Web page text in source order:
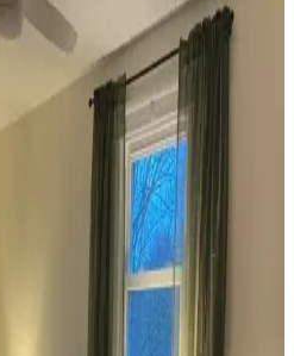
ve Fonksiyonellik: Renk
ve Estetik İncelemesi
renk uyumu,
gibi unsurların yaşam
nasıl etkilediği inceleniyor.
Bitki Seçimi, Aydınlatma
Estetik İyileştirme
halılar, aydınlatma ve mobilyaların
davetkâr ve fonksiyonel kılar. Doğru
ve dış görünümünü güçlendirir.